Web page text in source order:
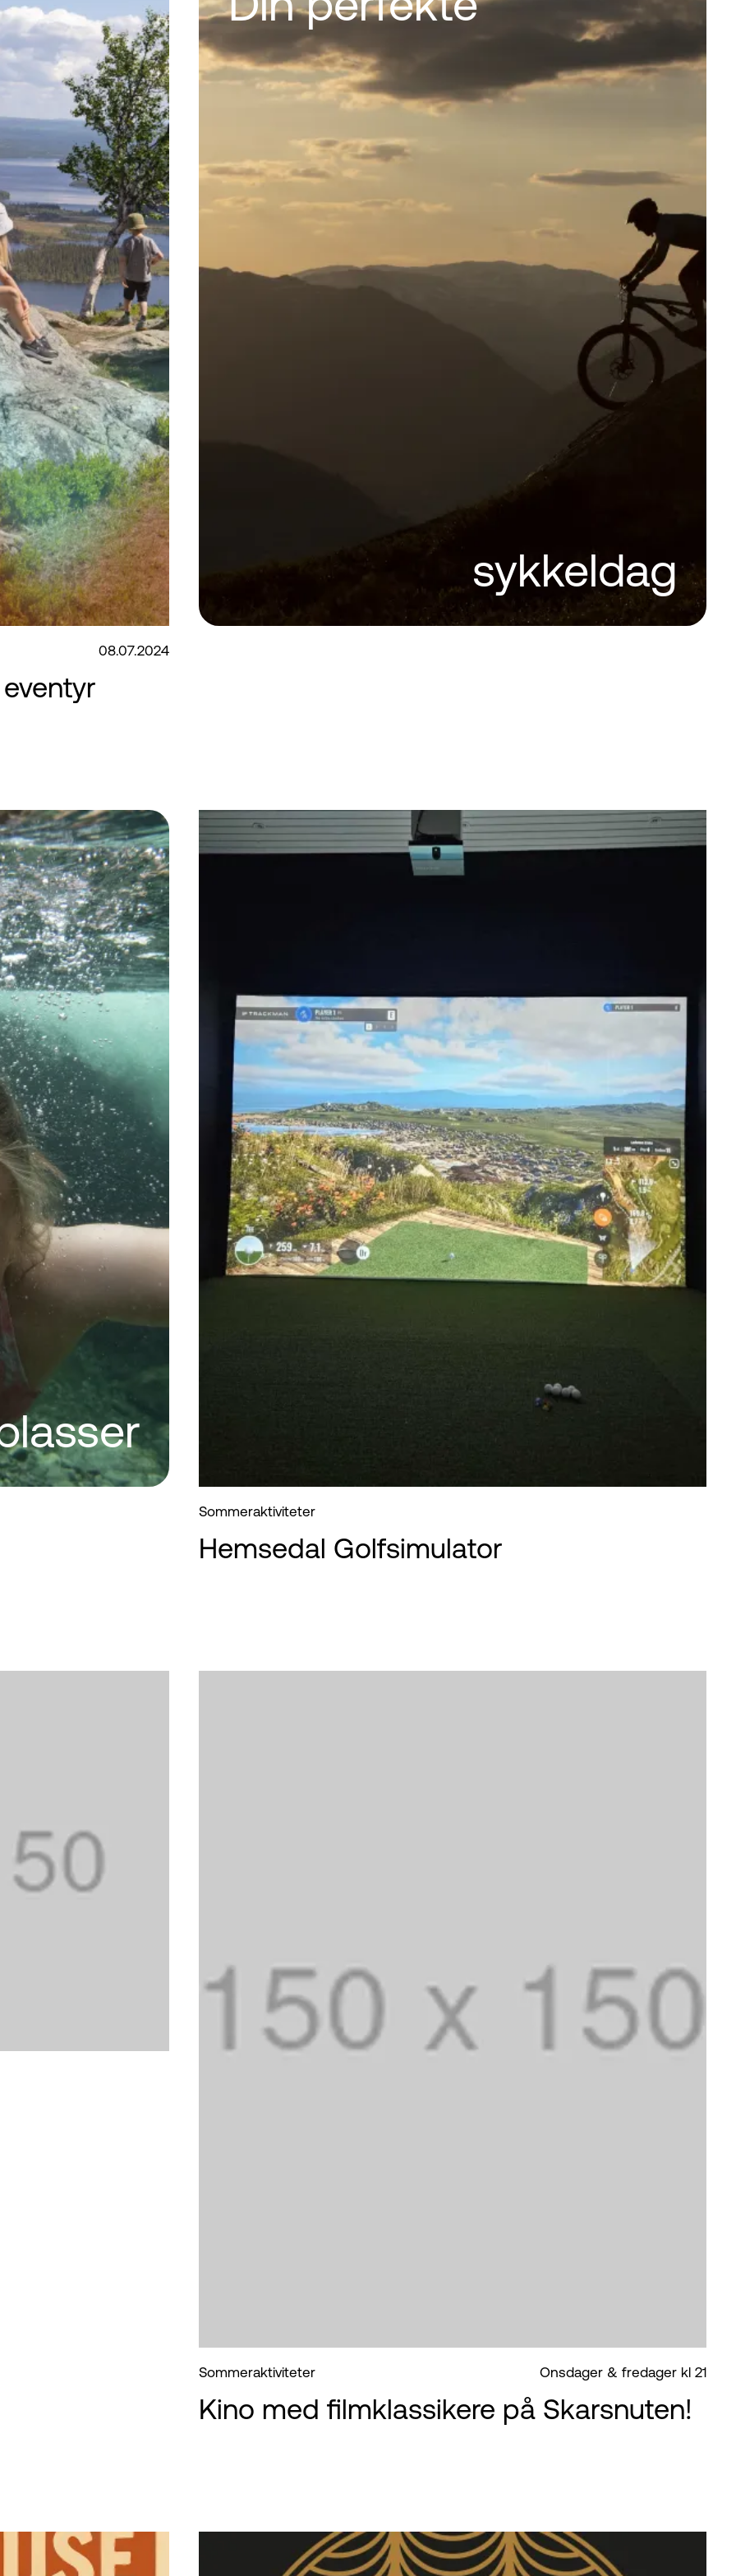
08.07.2024
sykkeldag
Sommeraktiviteter
Hemsedal Golfsimulator
Sommeraktiviteter Onsdager & fredager kl 21
Kino med filmklassikere på Skarsnuten!